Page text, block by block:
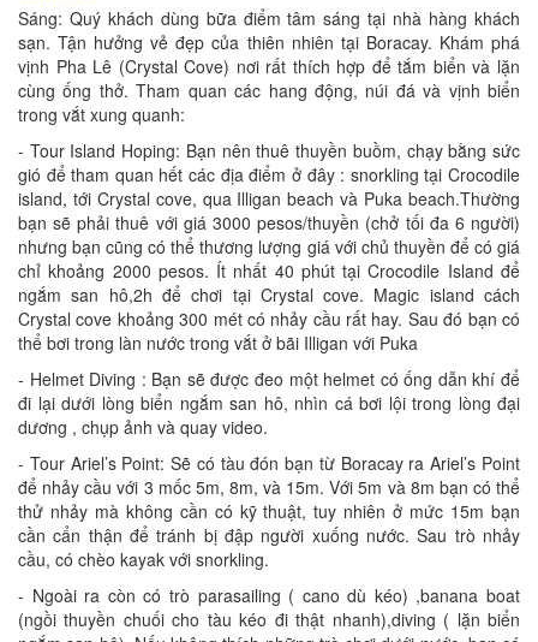
Sáng: Quý khách dùng bữa điểm tâm sáng tại nhà hàng khách
sạn. Tận hưởng vẻ đẹp của thiên nhiên tại Boracay. Khám phá
vịnh Pha Lê (Crystal Cove) nơi rất thích hợp để tắm biển và lặn
cùng ống thở. Tham quan các hang động, núi đá và vịnh biển
trong vắt xung quanh:
- Tour Island Hoping: Bạn nên thuê thuyền buồm, chạy bằng sức
gió để tham quan hết các địa điểm ở đây : snorkling tại Crocodile
island, tới Crystal cove, qua Illigan beach và Puka beach.Thường
bạn sẽ phải thuê với giá 3000 pesos/thuyền (chở tối đa 6 người)
nhưng bạn cũng có thể thương lượng giá với chủ thuyền để có giá
chỉ khoảng 2000 pesos. Ít nhất 40 phút tại Crocodile Island để
ngắm san hô,2h để chơi tại Crystal cove. Magic island cách
Crystal cove khoảng 300 mét có nhảy cầu rất hay. Sau đó bạn có
thể bơi trong làn nước trong vắt ở bãi Illigan với Puka
- Helmet Diving : Bạn sẽ được đeo một helmet có ống dẫn khí để
đi lại dưới lòng biển ngắm san hô, nhìn cá bơi lội trong lòng đại
dương , chụp ảnh và quay video.
- Tour Ariel’s Point: Sẽ có tàu đón bạn từ Boracay ra Ariel’s Point
để nhảy cầu với 3 mốc 5m, 8m, và 15m. Với 5m và 8m bạn có thể
thử nhảy mà không cần có kỹ thuật, tuy nhiên ở mức 15m bạn
cần cẩn thận để tránh bị đập người xuống nước. Sau trò nhảy
cầu, có chèo kayak với snorkling.
- Ngoài ra còn có trò parasailing ( cano dù kéo) ,banana boat
(ngồi thuyền chuối cho tàu kéo đi thật nhanh),diving ( lặn biển